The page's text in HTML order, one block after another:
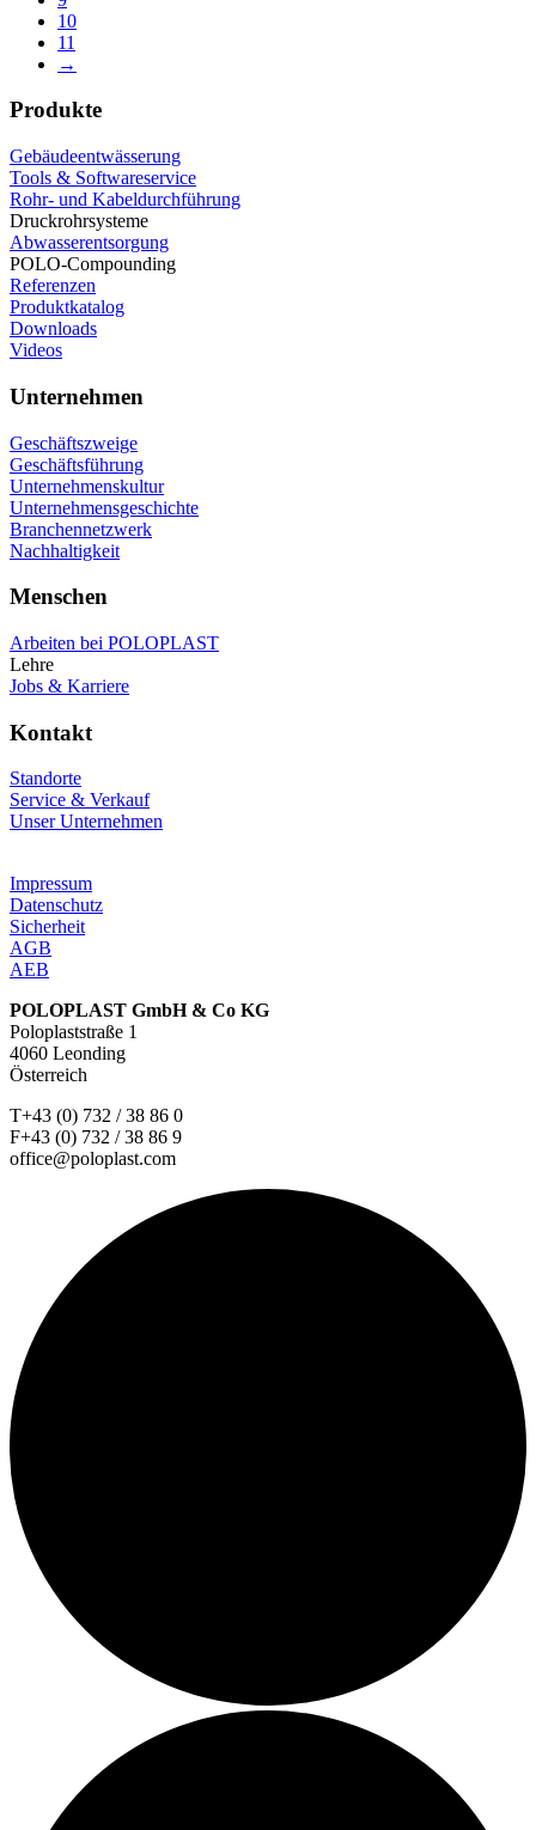
10
11
→
Produkte
Gebäudeentwässerung
Tools & Softwareservice
Rohr- und Kabeldurchführung
Druckrohrsysteme
Abwasserentsorgung
POLO-Compounding
Referenzen
Produktkatalog
Downloads
Videos
Unternehmen
Geschäftszweige
Geschäftsführung
Unternehmenskultur
Unternehmensgeschichte
Branchennetzwerk
Nachhaltigkeit
Menschen
Arbeiten bei POLOPLAST
Lehre
Jobs & Karriere
Kontakt
Standorte
Service & Verkauf
Unser Unternehmen
Impressum
Datenschutz
Sicherheit
AGB
AEB
POLOPLAST GmbH & Co KG
Poloplaststraße 1
4060 Leonding
Österreich
T+43 (0) 732 / 38 86 0
F+43 (0) 732 / 38 86 9
office@poloplast.com